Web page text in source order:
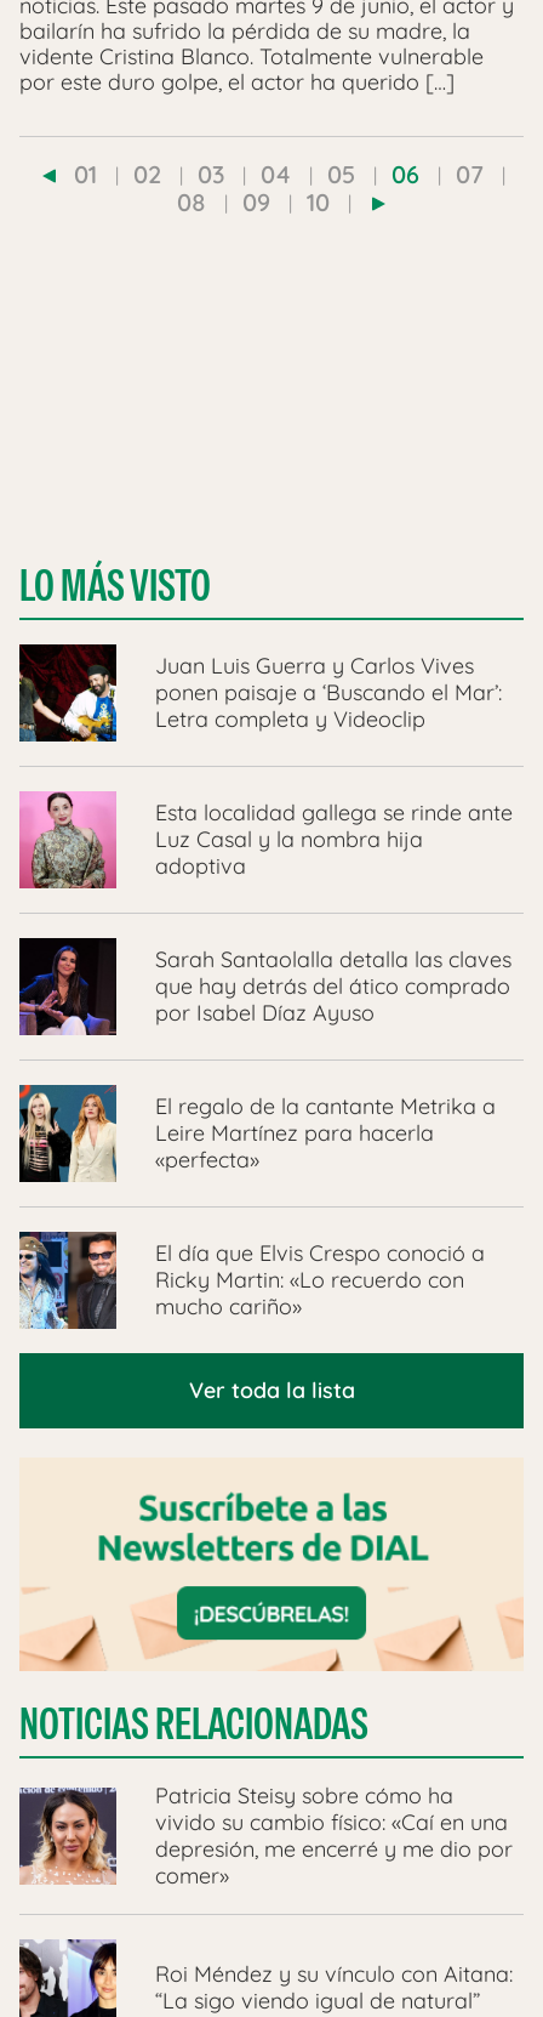
bailarín ha sufrido la pérdida de su madre, la
vidente Cristina Blanco. Totalmente vulnerable
por este duro golpe, el actor ha querido […]
01 02 03 04 05 06
07
08
09 10
LO MÁS VISTO
Juan Luis Guerra y Carlos Vives
ponen paisaje a ‘Buscando el Mar’:
Letra completa y Videoclip
Esta localidad gallega se rinde ante
Luz Casal y la nombra hija
adoptiva
Sarah Santaolalla detalla las claves
que hay detrás del ático comprado
por Isabel Díaz Ayuso
El regalo de la cantante Metrika a
Leire Martínez para hacerla
«perfecta»
El día que Elvis Crespo conoció a
Ricky Martin: «Lo recuerdo con
mucho cariño»
Ver toda la lista
NOTICIAS RELACIONADAS
Patricia Steisy sobre cómo ha
vivido su cambio físico: «Caí en una
depresión, me encerré y me dio por
comer»
Roi Méndez y su vínculo con Aitana:
“La sigo viendo igual de natural”